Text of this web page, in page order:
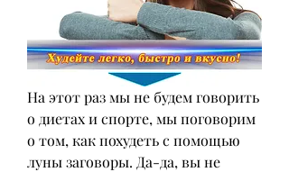
На этот раз мы не будем говорить
о диетах и спорте, мы поговорим
о том, как похудеть с помощью
луны заговоры. Да-да, вы не